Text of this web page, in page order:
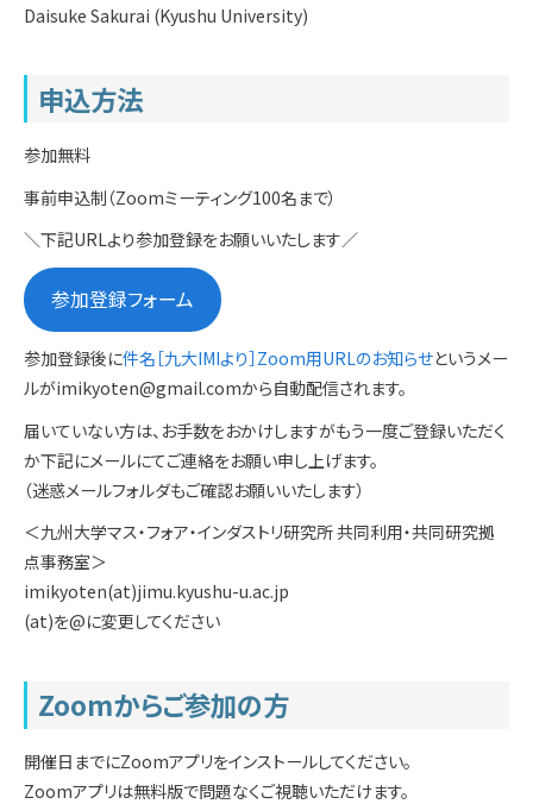
Daisuke Sakurai (Kyushu University)
申込方法
参加無料
事前申込制（Zoomミーティング100名まで）
＼下記URLより参加登録をお願いいたします／
参加登録フォーム
参加登録後に件名［九大IMIより］Zoom用URLのお知らせというメー
ルがimikyoten@gmail.comから自動配信されます。
届いていない方は、お手数をおかけしますがもう一度ご登録いただく
か下記にメールにてご連絡をお願い申し上げます。
（迷惑メールフォルダもご確認お願いいたします）
＜九州大学マス・フォア・インダストリ研究所 共同利用・共同研究拠
点事務室＞
imikyoten(at)jimu.kyushu-u.ac.jp
(at)を@に変更してください
Zoomからご参加の方
開催日までにZoomアプリをインストールしてください。
Zoomアプリは無料版で問題なくご視聴いただけます。